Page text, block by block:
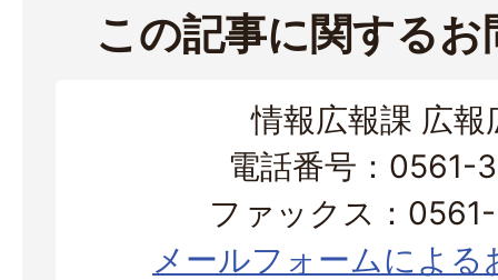
この記事に関する
情報広報課 広報
電話番号：0561-
ファックス：
メールフォームによる